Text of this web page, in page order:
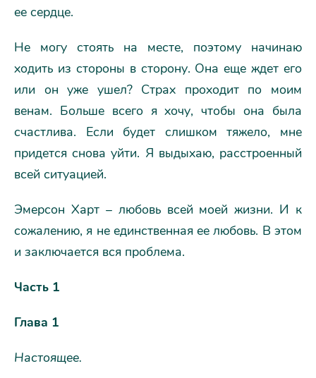
ее сердце.
Не могу стоять на месте, поэтому начинаю
ходить из стороны в сторону. Она еще ждет его
или он уже ушел? Страх проходит по моим
венам. Больше всего я хочу, чтобы она была
счастлива. Если будет слишком тяжело, мне
придется снова уйти. Я выдыхаю, расстроенный
всей ситуацией.
Эмерсон Харт – любовь всей моей жизни. И к
сожалению, я не единственная ее любовь. В этом
и заключается вся проблема.
Часть 1
Глава 1
Настоящее.